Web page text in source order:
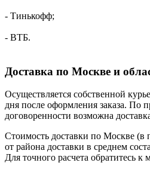
- Тинькофф;
- ВТБ.
Доставка по Москве и
Осуществляется собственной
дня после оформления заказа. По
договоренности возможна
Стоимость доставки по Москве
от района доставки в среднем
Для точного расчета обратитесь к